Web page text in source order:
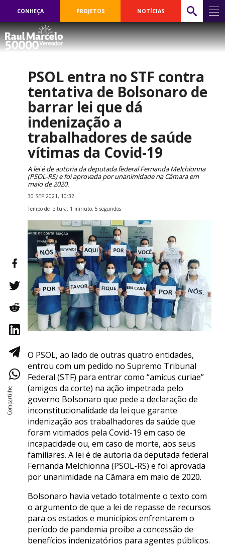
CONHEÇA PROJETOS NOTÍCIAS
PSOL entra no STF contra
tentativa de Bolsonaro de
barrar lei que dá
indenização a
trabalhadores de saúde
vítimas da Covid-19
A lei é de autoria da deputada federal Fernanda Melchionna
(PSOL-RS) e foi aprovada por unanimidade na Câmara em
maio de 2020.
30 SEP 2021, 10:32
Tempo de leitura: 1 minuto, 5 segundos
O PSOL, ao lado de outras quatro entidades,
entrou com um pedido no Supremo Tribunal
Federal (STF) para entrar como “amicus curiae”
(amigos da corte) na ação impetrada pelo
governo Bolsonaro que pede a declaração de
inconstitucionalidade da lei que garante
indenização aos trabalhadores da saúde que
foram vitimados pela Covid-19 em caso de
incapacidade ou, em caso de morte, aos seus
familiares. A lei é de autoria da deputada federal
Fernanda Melchionna (PSOL-RS) e foi aprovada
por unanimidade na Câmara em maio de 2020.
Bolsonaro havia vetado totalmente o texto com
o argumento de que a lei de repasse de recursos
para os estados e municípios enfrentarem o
período de pandemia proíbe a concessão de
benefícios indenizatórios para agentes públicos.